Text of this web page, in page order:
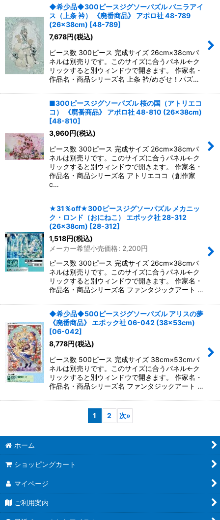
◆希少品◆300ピースジグソーパズル バニラアイ
ス（上条 衿） 《廃番商品》 アポロ社 48-789
(26×38cm) [48-789]
7,678円(税込)
ピース数 300ピース 完成サイズ 26cm×38cmパ
ネルは別売りです。このサイズに合うパネル←ク
リックすると別ウィンドウで開きます。 作家名・
作品名・商品シリーズ名 上条 衿/めざせ！パズ…
■300ピースジグソーパズル 桜の国（アトリエコ
コ） 《廃番商品》 アポロ社 48-810 (26×38cm)
[48-810]
3,960円(税込)
ピース数 300ピース 完成サイズ 26cm×38cmパ
ネルは別売りです。このサイズに合うパネル←ク
リックすると別ウィンドウで開きます。 作家名・
作品名・商品シリーズ名 アトリエココ（創作家
c…
★31％off★300ピースジグソーパズル メカニッ
ク・ロンド（おにねこ） エポック社 28-312
(26×38cm) [28-312]
1,518円(税込)
メーカー希望小売価格: 2,200円
ピース数 300ピース 完成サイズ 26cm×38cmパ
ネルは別売りです。このサイズに合うパネル←ク
リックすると別ウィンドウで開きます。 作家名・
作品名・商品シリーズ名 ファンタジックアート …
◆希少品◆500ピースジグソーパズル アリスの夢
《廃番商品》 エポック社 06-042 (38×53cm)
[06-042]
8,778円(税込)
ピース数 500ピース 完成サイズ 38cm×53cmパ
ネルは別売りです。このサイズに合うパネル←ク
リックすると別ウィンドウで開きます。 作家名・
作品名・商品シリーズ名 ファンタジックアート …
1 2 次»
ホーム
ショッピングカート
マイページ
ご利用案内